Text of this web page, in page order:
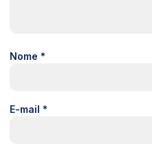
Nome *
E-mail *